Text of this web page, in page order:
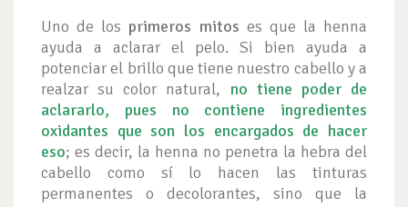
Uno de los primeros mitos es que la henna
ayuda a aclarar el pelo. Si bien ayuda a
potenciar el brillo que tiene nuestro cabello y a
realzar su color natural, no tiene poder de
aclararlo, pues no contiene ingredientes
oxidantes que son los encargados de hacer
eso; es decir, la henna no penetra la hebra del
cabello como sí lo hacen las tinturas
permanentes o decolorantes, sino que la